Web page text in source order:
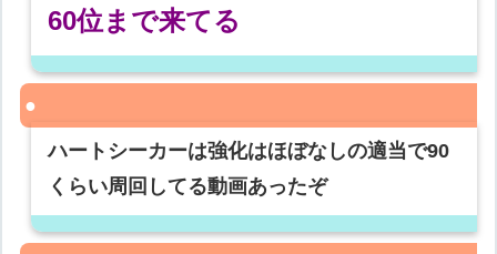
60位まで来てる
ハートシーカーは強化はほぼなしの適当で90
くらい周回してる動画あったぞ